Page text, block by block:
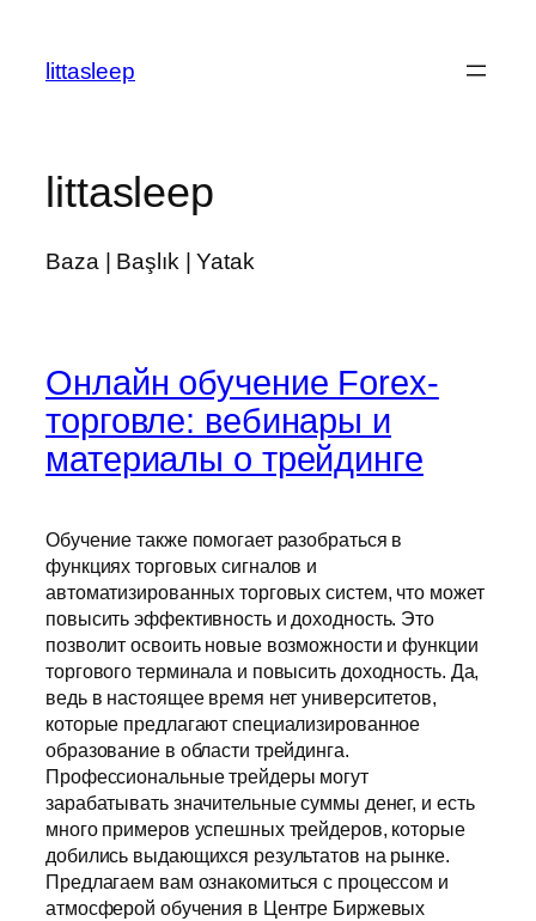
littasleep
littasleep
Baza | Başlık | Yatak
Онлайн обучение Forex-
торговле: вебинары и
материалы о трейдинге
Обучение также помогает разобраться в
функциях торговых сигналов и
автоматизированных торговых систем, что может
повысить эффективность и доходность. Это
позволит освоить новые возможности и функции
торгового терминала и повысить доходность. Да,
ведь в настоящее время нет университетов,
которые предлагают специализированное
образование в области трейдинга.
Профессиональные трейдеры могут
зарабатывать значительные суммы денег, и есть
много примеров успешных трейдеров, которые
добились выдающихся результатов на рынке.
Предлагаем вам ознакомиться с процессом и
атмосферой обучения в Центре Биржевых